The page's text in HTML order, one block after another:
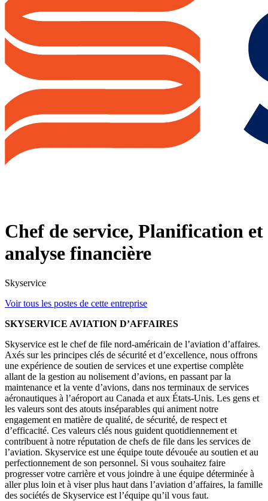
Chef de service, Planification et
analyse financière
Skyservice
Voir tous les postes de cette entreprise
SKYSERVICE AVIATION D’AFFAIRES
Skyservice est le chef de file nord-américain de l’aviation d’affaires.
Axés sur les principes clés de sécurité et d’excellence, nous offrons
une expérience de soutien de services et une expertise complète
allant de la gestion au nolisement d’avions, en passant par la
maintenance et la vente d’avions, dans nos terminaux de services
aéronautiques à l’aéroport au Canada et aux États-Unis. Les gens et
les valeurs sont des atouts inséparables qui animent notre
engagement en matière de qualité, de sécurité, de respect et
d’efficacité. Ces valeurs clés nous guident quotidiennement et
contribuent à notre réputation de chefs de file dans les services de
l’aviation. Skyservice est une équipe toute dévouée au soutien et au
perfectionnement de son personnel. Si vous souhaitez faire
progresser votre carrière et vous joindre à une équipe déterminée à
aller plus loin et à viser plus haut dans l’aviation d’affaires, la famille
des sociétés de Skyservice est l’équipe qu’il vous faut.